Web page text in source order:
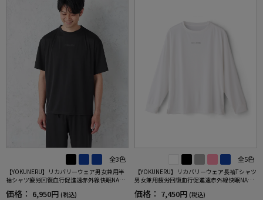
全3色
【YOKUNERU】リカバリーウェア男女兼用半
袖シャツ疲労回復血行促進遠赤外線快眠NANO
MIX(R)【一般医療機器】SS～LLサイズ
価格： 6,950円 (税込)
全5色
【YOKUNERU】リカバリーウェア長袖Tシャツ
男女兼用疲労回復血行促進遠赤外線快眠NANO
MIX(R)【一般医療機器】SS～LLサイズ
価格： 7,450円 (税込)